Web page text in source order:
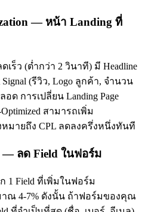
— หน้า Landing ที่
เร็ว (ต่ำกว่า 2 วินาที) มี Headline
Signal (รีวิว, Logo ลูกค้า, จำนวน
ด การเปลี่ยน Landing Page
สามารถเพิ่ม
งหมายถึง CPL ลดลงครึ่งหนึ่งทันที
— ลด Field ในฟอร์ม
1 Field ที่เพิ่มในฟอร์ม
มาณ 4-7% ดังนั้น ถ้าฟอร์มของคุณ